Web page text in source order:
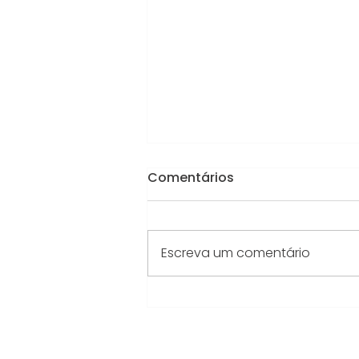
Comentários
Escreva um comentário